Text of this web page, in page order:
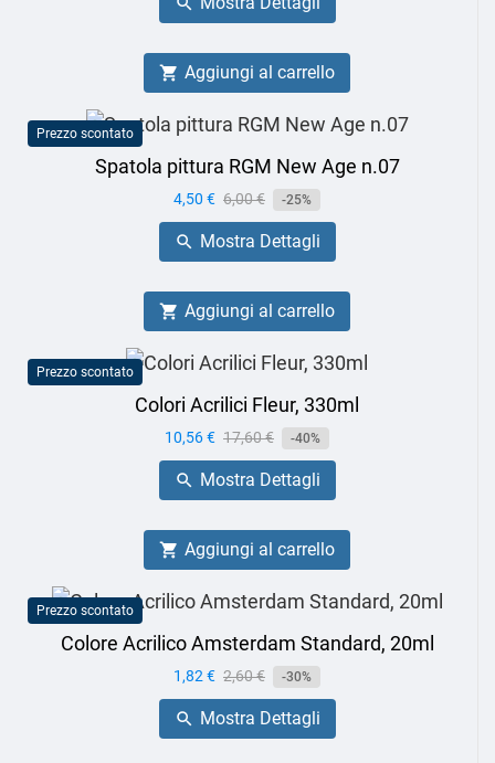
 Aggiungi al carrello
Prezzo scontato
Spatola pittura RGM New Age n.07
Prezzo
4,50 € Prezzo
base
6,00 € -25%
 Mostra Dettagli
 Aggiungi al carrello
Prezzo scontato
Colori Acrilici Fleur, 330ml
Prezzo
10,56 € Prezzo
base
17,60 € -40%
 Mostra Dettagli
 Aggiungi al carrello
Prezzo scontato
Colore Acrilico Amsterdam Standard, 20ml
Prezzo
1,82 € Prezzo
base
2,60 € -30%
 Mostra Dettagli